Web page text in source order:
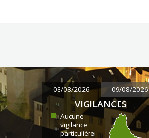
08/08/2026 09/08/2026
VIGILANCES
Aucune
vigilance
particulière